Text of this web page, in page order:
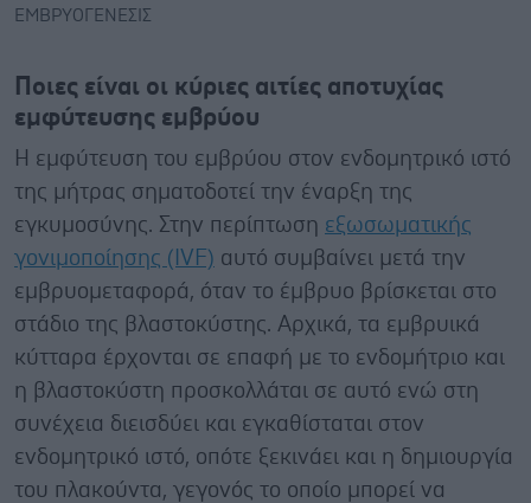
ΕΜΒΡΥΟΓΕΝΕΣΙΣ
Ποιες είναι οι κύριες αιτίες αποτυχίας
εμφύτευσης εμβρύου
Η εμφύτευση του εμβρύου στον ενδομητρικό ιστό
της μήτρας σηματοδοτεί την έναρξη της
εγκυμοσύνης. Στην περίπτωση εξωσωματικής
γονιμοποίησης (IVF) αυτό συμβαίνει μετά την
εμβρυομεταφορά, όταν το έμβρυο βρίσκεται στο
στάδιο της βλαστοκύστης. Αρχικά, τα εμβρυικά
κύτταρα έρχονται σε επαφή με το ενδομήτριο και
η βλαστοκύστη προσκολλάται σε αυτό ενώ στη
συνέχεια διεισδύει και εγκαθίσταται στον
ενδομητρικό ιστό, οπότε ξεκινάει και η δημιουργία
του πλακούντα, γεγονός το οποίο μπορεί να